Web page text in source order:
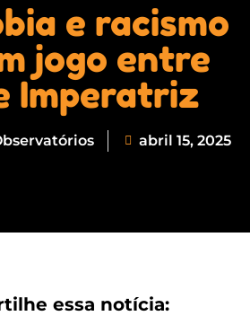
e racismo
jogo entre
Imperatriz
abril 15, 2025
essa notícia: